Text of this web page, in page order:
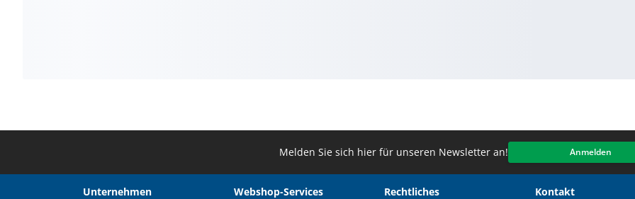
Melden Sie sich hier für unseren Newsletter an! Anmelden
Unternehmen Webshop-Services Rechtliches Kontakt